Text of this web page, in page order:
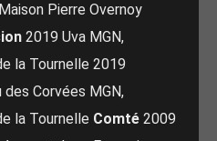
Pierre Overnoy
2019 Uva MGN,
la Tournelle 2019
des Corvées MGN,
la Tournelle Comté 2009